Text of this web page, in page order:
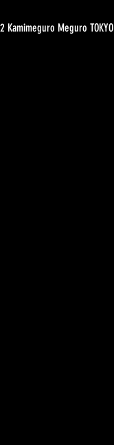
Kamimeguro Meguro TOKYO